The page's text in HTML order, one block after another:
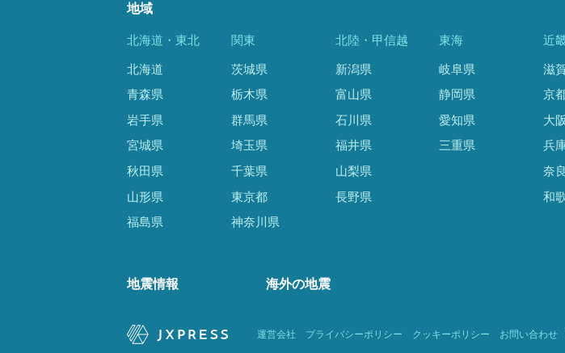
地域
北海道・東北
北海道
青森県
岩手県
宮城県
秋田県
山形県
福島県
関東
茨城県
栃木県
群馬県
埼玉県
千葉県
東京都
神奈川県
北陸・甲信越
新潟県
富山県
石川県
福井県
山梨県
長野県
東海
岐阜県
静岡県
愛知県
三重県
近
滋
京
大
兵
奈
和
地震情報 海外の地震
運営会社 プライバシーポリシー クッキーポリシー お問い合わせ